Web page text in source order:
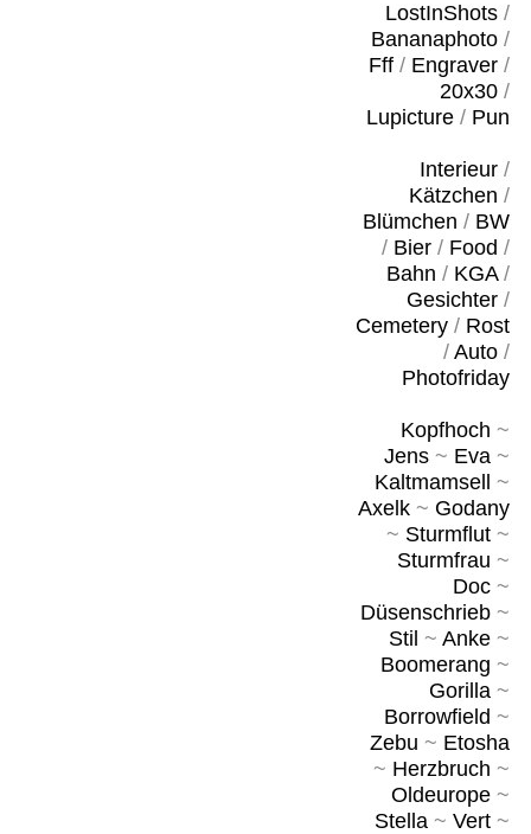
LostInShots/
Bananaphoto/
Fff/ Engraver/
20x30/
Lupicture/ Pun
Interieur/
Kätzchen /
Blümchen / BW
/ Bier/ Food /
Bahn / KGA/
Gesichter/
Cemetery/ Rost
/ Auto/
Photofriday
Kopfhoch ~
Jens~ Eva~
Kaltmamsell
~
Axelk~ Godany
~ Sturmflut~
Sturmfrau ~
Doc~
Düsenschrieb~
Stil ~ Anke~
Boomerang ~
Gorilla~
Borrowfield ~
Zebu ~ Etosha
~ Herzbruch ~
Oldeurope~
Stella~ Vert~